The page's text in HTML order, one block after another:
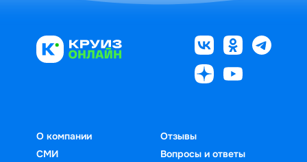
О компании
СМИ
Отзывы
Вопросы и ответы